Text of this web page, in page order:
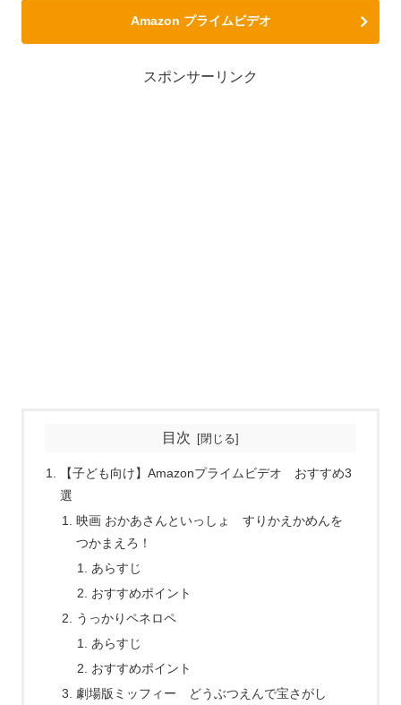
Amazon プライムビデオ
スポンサーリンク
目次
【子ども向け】Amazonプライムビデオ おすすめ3
選
映画 おかあさんといっしょ すりかえかめんを
つかまえろ！
あらすじ
おすすめポイント
うっかりペネロペ
あらすじ
おすすめポイント
劇場版ミッフィー どうぶつえんで宝さがし